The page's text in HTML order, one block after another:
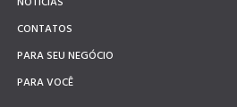
CONTATOS
PARA SEU NEGÓCIO
PARA VOCÊ